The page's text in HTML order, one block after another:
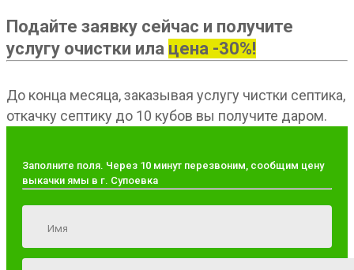
Подайте заявку сейчас и получите
услугу очистки ила цена -30%!
До конца месяца, заказывая услугу чистки септика,
откачку септику до 10 кубов вы получите даром.
Заполните поля. Через 10 минут перезвоним, сообщим цену
выкачки ямы в г. Супоевка